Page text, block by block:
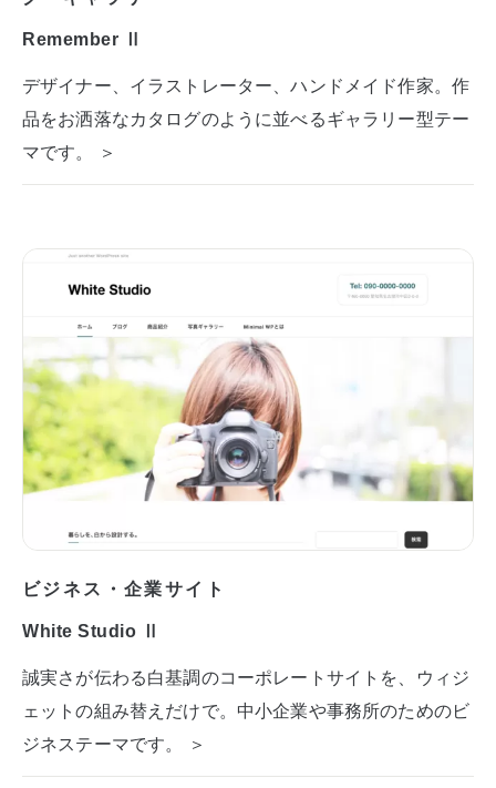
Remember Ⅱ
デザイナー、イラストレーター、ハンドメイド作家。作
品をお洒落なカタログのように並べるギャラリー型テー
マです。 ＞
ビジネス・企業サイト
White Studio Ⅱ
誠実さが伝わる白基調のコーポレートサイトを、ウィジ
ェットの組み替えだけで。中小企業や事務所のためのビ
ジネステーマです。 ＞